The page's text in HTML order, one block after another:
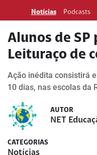
Notícias Podcasts
Alunos de
Leituraço de
Ação inédita consistirá
10 dias, nas escolas da
AUTOR
NET
CATEGORIAS
Notícias